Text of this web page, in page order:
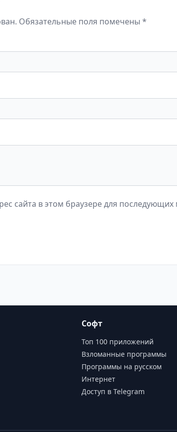
Обязательные поля помечены *
сайта в этом браузере для
Софт
Топ 100 приложений
Взломанные программы
Программы на русском
Интернет
Доступ в Telegram